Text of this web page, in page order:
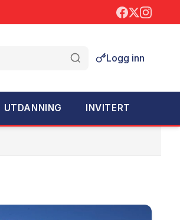
Logg inn
UTDANNING INVITERT